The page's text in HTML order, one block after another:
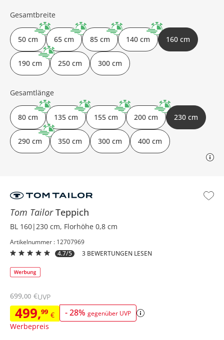
Tom TailorTeppich
BL 160|230 cm, Florhöhe 0,8 cm
Artikelnummer : 12707969
4.7/5
3 BEWERTUNGEN LESEN
499,99 € -28% gegenüber UVP
Werbepreis
699,00 €UVP
Gesamtbreite
50 cm 65 cm 85 cm 140 cm 160 cm
190 cm 250 cm 300 cm
Gesamtlänge
80 cm 135 cm 155 cm 200 cm 230 cm
290 cm 350 cm 300 cm 400 cm